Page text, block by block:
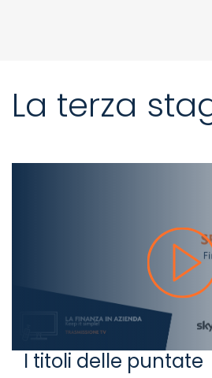
La terza
I titoli delle puntate